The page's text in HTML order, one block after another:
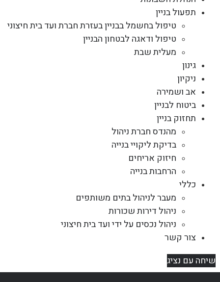
תפעול בניין
טיפול בחשמל בבניין בעזרת חברת ועד בית חיצוני
טיפול ודאגה לבטחון הבניין
מעלית שבת
גינון
ניקיון
אב ושמירה
ביטוח לבניין
תחזוק בניין
מהנדס חברת ניהול
בדיקת ליקויי בנייה
חיזוק אריחים
הרחבות בנייה
כללי
מעבר לניהול בתים משותפים
ניהול דירות שכורות
ניהול נכסים על ידי ועד בית חיצוני
צור קשר
שיחה עם נציג